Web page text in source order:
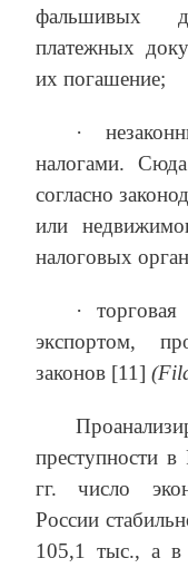
фальшивых
платежных
их погашение;
·
налогами. Сюда
согласно
или
налоговых
·
экспортом,
законов [11]
преступности
гг. число
России
105,1 тыс., а